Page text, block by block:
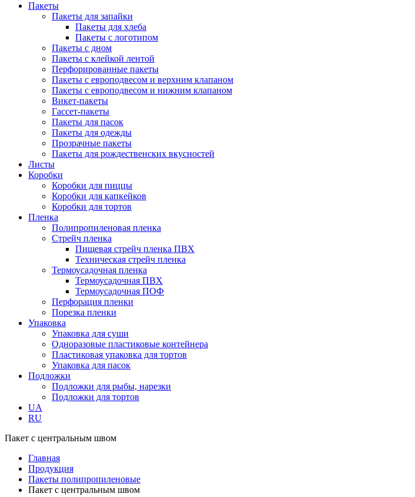
Пакеты
Пакеты для запайки
Пакеты для хлеба
Пакеты с логотипом
Пакеты с дном
Пакеты с клейкой лентой
Перфорированные пакеты
Пакеты с европодвесом и верхним клапаном
Пакеты с европодвесом и нижним клапаном
Викет-пакеты
Гассет-пакеты
Пакеты для пасок
Пакеты для одежды
Прозрачные пакеты
Пакеты для рождественских вкусностей
Листы
Коробки
Коробки для пиццы
Коробки для капкейков
Коробки для тортов
Пленка
Полипропиленовая пленка
Стрейч пленка
Пищевая стрейч пленка ПВХ
Техническая стрейч пленка
Термоусадочная пленка
Термоусадочная ПВХ
Термоусадочная ПОФ
Перфорация пленки
Порезка пленки
Упаковка
Упаковка для суши
Одноразовые пластиковые контейнера
Пластиковая упаковка для тортов
Упаковка для пасок
Подложки
Подложки для рыбы, нарезки
Подложки для тортов
UA
RU
Пакет с центральным швом
Главная
Продукция
Пакеты полипропиленовые
Пакет с центральным швом